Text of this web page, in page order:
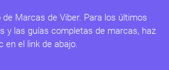
de Marcas de Viber. Para los últimos
y las guías completas de marcas, haz
en el link de abajo.